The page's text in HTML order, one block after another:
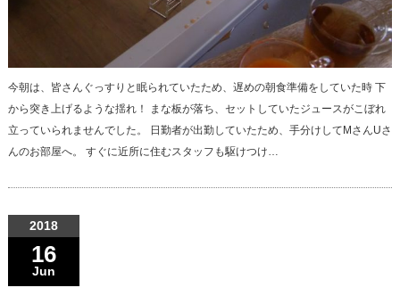
今朝は、皆さんぐっすりと眠られていたため、遅めの朝食準備をしていた時 下
から突き上げるような揺れ！ まな板が落ち、セットしていたジュースがこぼれ
立っていられませんでした。 日勤者が出勤していたため、手分けしてMさんUさ
んのお部屋へ。 すぐに近所に住むスタッフも駆けつけ…
2018
16
Jun